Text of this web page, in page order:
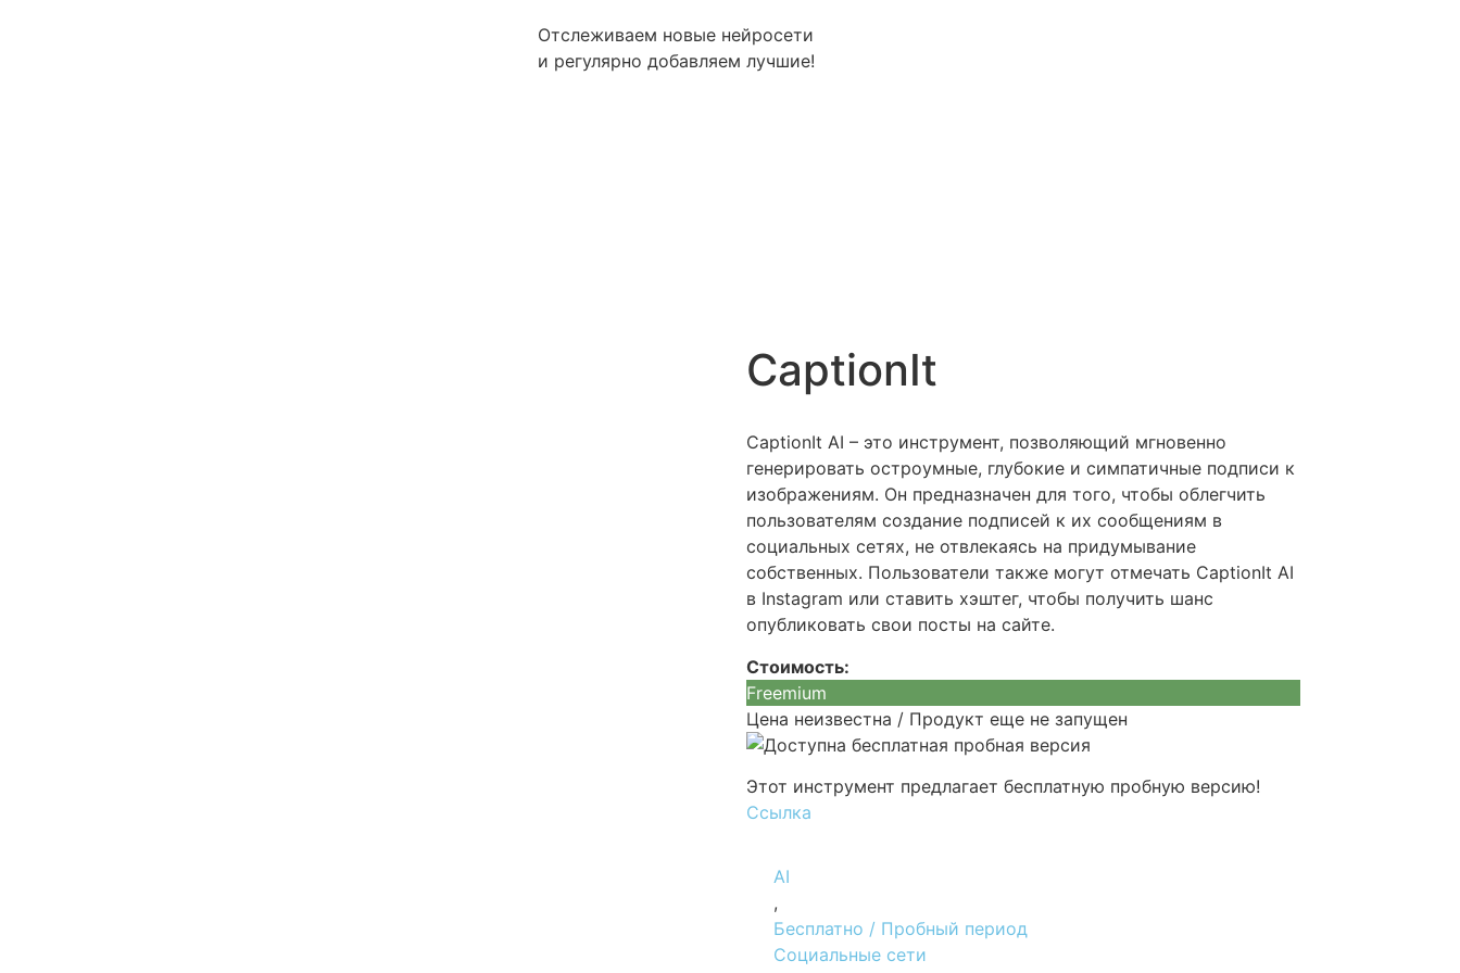
Отслеживаем новые нейросети
и регулярно добавляем лучшие!
CaptionIt
CaptionIt AI – это инструмент, позволяющий мгновенно
генерировать остроумные, глубокие и симпатичные подписи к
изображениям. Он предназначен для того, чтобы облегчить
пользователям создание подписей к их сообщениям в
социальных сетях, не отвлекаясь на придумывание
собственных. Пользователи также могут отмечать CaptionIt AI
в Instagram или ставить хэштег, чтобы получить шанс
опубликовать свои посты на сайте.
Стоимость:
Freemium
Цена неизвестна / Продукт еще не запущен
Этот инструмент предлагает бесплатную пробную версию!
Ссылка
AI
,
Бесплатно / Пробный период
Социальные сети